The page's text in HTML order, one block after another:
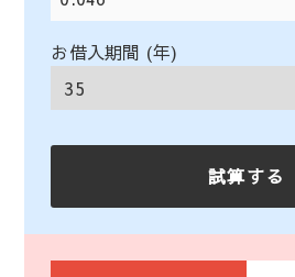
お借入期間 (年)